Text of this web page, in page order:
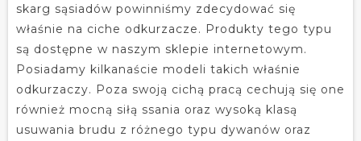
skarg sąsiadów powinniśmy zdecydować się
właśnie na ciche odkurzacze. Produkty tego typu
są dostępne w naszym sklepie internetowym.
Posiadamy kilkanaście modeli takich właśnie
odkurzaczy. Poza swoją cichą pracą cechują się one
również mocną siłą ssania oraz wysoką klasą
usuwania brudu z różnego typu dywanów oraz